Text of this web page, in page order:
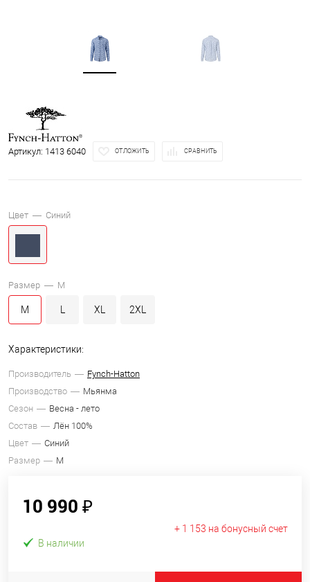
Артикул: 1413 6040 ОТЛОЖИТЬ СРАВНИТЬ
Цвет — Синий
Размер — M
M XL 2XL
Характеристики:
Производитель
Fynch-Hatton
Производство
Мьянма
Сезон
Весна - лето
Состав
Лён 100%
Цвет
Синий
Размер
M
10 990 ₽
+ 1 153 на бонусный счет
В наличии